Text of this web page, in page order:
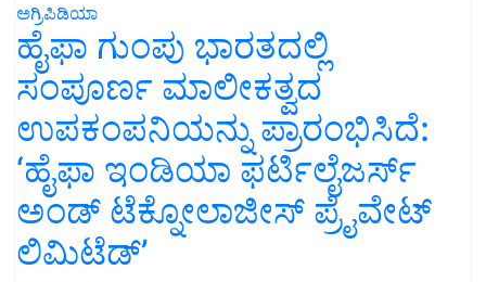
ಅಗ್ರಿಪಿಡಿಯಾ
ಹೈಫಾ ಗುಂಪು ಭಾರತದಲ್ಲಿ
ಸಂಪೂರ್ಣ ಮಾಲೀಕತ್ವದ
ಉಪಕಂಪನಿಯನ್ನು ಪ್ರಾರಂಭಿಸಿದೆ:
‘ಹೈಫಾ ಇಂಡಿಯಾ ಫರ್ಟಿಲೈಜರ್ಸ್
ಅಂಡ್ ಟೆಕ್ನೋಲಾಜೀಸ್ ಪ್ರೈವೇಟ್
ಲಿಮಿಟೆಡ್’